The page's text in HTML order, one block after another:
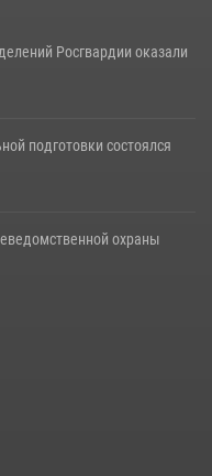
Росгвардии оказали
подготовки состоялся
охраны